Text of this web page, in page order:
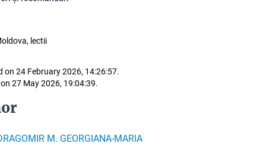
lectii
on 24 February 2026, 14:26:57.
27 May 2026, 19:04:39.
M. GEORGIANA-MARIA